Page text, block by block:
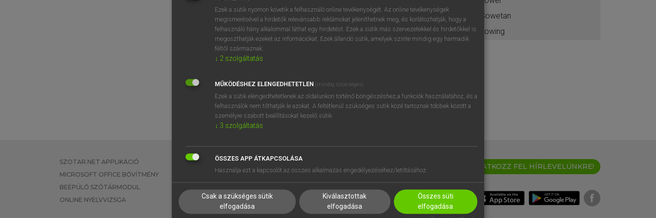
Sowetan
sowing
SZOTAR.NET APPLIKÁCIÓ
MICROSOFT OFFICE BŐVÍTMÉNY
BEÉPÜLŐ SZÓTÁRMODUL
ONLINE NYELVVIZSGA
EGYÉNI FELHASZNÁLÓKNAK
TANULÓKNAK
VÁLLALATI MEGOLDÁSOK
SÚGÓ
RÓLUNK
SÜTI BEÁLLÍTÁSOK
IRATKOZZ FEL HÍRLEVELÜNKRE!
Ezek a sütik nyomon követik a felhasználó online tevékenységét. Az online tevékenységek
megismerésével a hirdetők relevánsabb reklámokat jeleníthetnek meg, és korlátozhatják, hogy a
felhasználó hány alkalommal láthat egy hirdetést. Ezek a sütik más szervezetekkel és hirdetőkkel is
megoszthatják ezeket az információkat. Ezek állandó sütik, amelyek szinte mindig egy harmadik
féltől származnak.
↓ 2 szolgáltatás
MŰKÖDÉSHEZ ELENGEDHETETLEN (mindig szükséges)
Ezek a sütik elengedhetetlenek az oldalunkon történő böngészéshez,a funkciók használatához, és a
felhasználók nem tilthatják le azokat. A feltétlenül szükséges sütik közé tartoznak többek között a
személyre szabott beállításokat kezelő sütik.
↓ 3 szolgáltatás
ÖSSZES APP ÁTKAPCSOLÁSA
Használja ezt a kapcsolót az összes alkalmazás engedélyezéséhez/letiltásához.
Csak a szükséges sütik
elfogadása
Kiválasztottak
elfogadása
Összes süti
elfogadása